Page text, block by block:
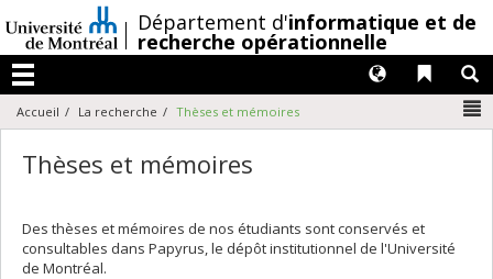
au
contenu
/Département d'informatique et de
recherche opérationnelle
Menu
Liens
Langues
Accueil La recherche Thèses et mémoires
Thèses et mémoires
Des thèses et mémoires de nos étudiants sont conservés et
consultables dans Papyrus, le dépôt institutionnel de l'Université
de Montréal.